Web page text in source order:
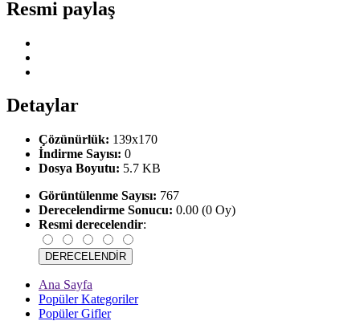
Resmi paylaş
Detaylar
Çözünürlük: 139x170
İndirme Sayısı: 0
Dosya Boyutu: 5.7 KB
Görüntülenme Sayısı: 767
Derecelendirme Sonucu: 0.00 (0 Oy)
Resmi derecelendir:
Ana Sayfa
Popüler Kategoriler
Popüler Gifler